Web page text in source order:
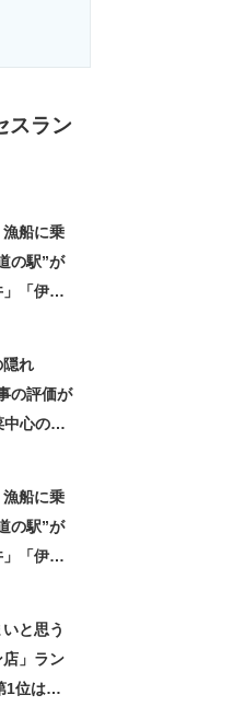
スラン
船に乗
の駅”が
「伊勢
隠れ
の評価が
心の料
船に乗
の駅”が
「伊勢
と思う
店」ラン
1位は